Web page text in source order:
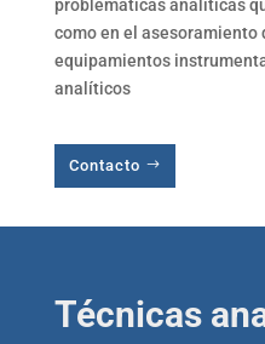
problemáticas analíticas
como en el asesoramiento
equipamientos
analíticos
Contacto
Técnicas